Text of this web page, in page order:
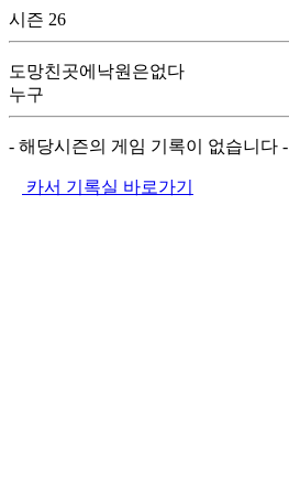
시즌 26
도망친곳에낙원은없다
누구
- 해당시즌의 게임 기록이 없습니다 -
카서 기록실 바로가기